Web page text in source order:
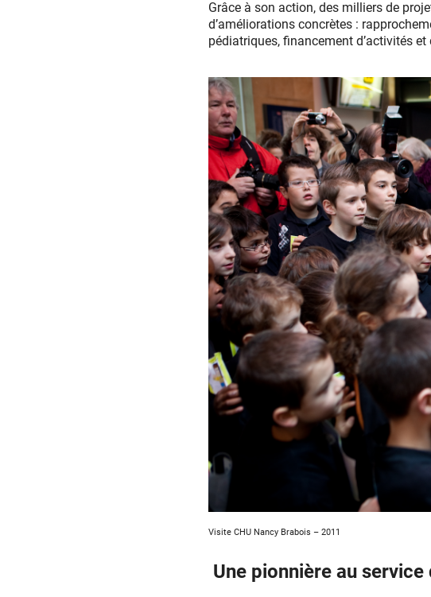
Grâce à son action, des milliers de
d’améliorations concrètes :
pédiatriques, financement d’activités
Visite CHU Nancy Brabois – 2011
Une pionnière au